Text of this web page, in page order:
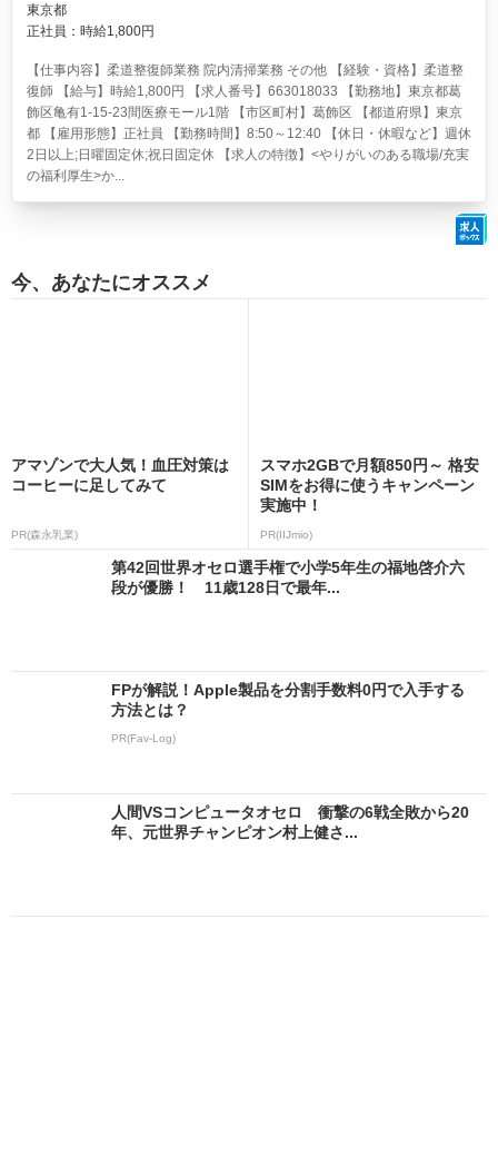
東京都
正社員：時給1,800円
【仕事内容】柔道整復師業務 院内清掃業務 その他 【経験・資格】柔道整
復師 【給与】時給1,800円 【求人番号】663018033 【勤務地】東京都葛
飾区亀有1-15-23間医療モール1階 【市区町村】葛飾区 【都道府県】東京
都 【雇用形態】正社員 【勤務時間】8:50～12:40 【休日・休暇など】週休
2日以上;日曜固定休;祝日固定休 【求人の特徴】<やりがいのある職場/充実
の福利厚生>か...
今、あなたにオススメ
アマゾンで大人気！血圧対策は
コーヒーに足してみて
PR(森永乳業)
スマホ2GBで月額850円～ 格安
SIMをお得に使うキャンペーン
実施中！
PR(IIJmio)
第42回世界オセロ選手権で小学5年生の福地啓介六
段が優勝！ 11歳128日で最年...
FPが解説！Apple製品を分割手数料0円で入手する
方法とは？
PR(Fav-Log)
人間VSコンピュータオセロ 衝撃の6戦全敗から20
年、元世界チャンピオン村上健さ...